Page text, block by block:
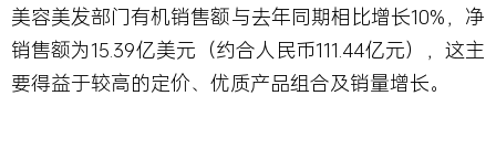
美容美发部门有机销售额与去年同期相比增长10%，净
销售额为15.39亿美元（约合人民币111.44亿元），这主
要得益于较高的定价、优质产品组合及销量增长。